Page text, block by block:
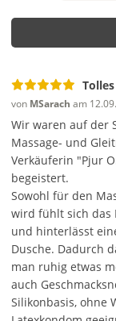
von MSarach am
Wir waren auf der
Massage- und
Verkäuferin "Pjur
begeistert.
Sowohl für den
wird fühlt sich das
und hinterlässt
Dusche. Dadurch
man ruhig etwas
auch
Silikonbasis, ohne